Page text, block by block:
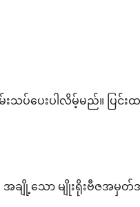
းပါလိမ့်မည်။ ပြင်းထန်
ာ မျိုးရိုးဗီဇအမှတ်အသာ